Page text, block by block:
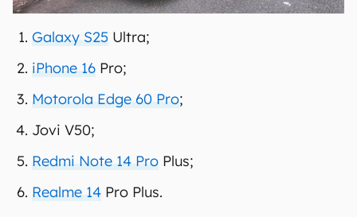
Galaxy S25 Ultra;
iPhone 16 Pro;
Motorola Edge 60 Pro;
Jovi V50;
Redmi Note 14 Pro Plus;
Realme 14 Pro Plus.